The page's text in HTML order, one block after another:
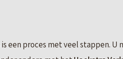
een proces met veel stappen.